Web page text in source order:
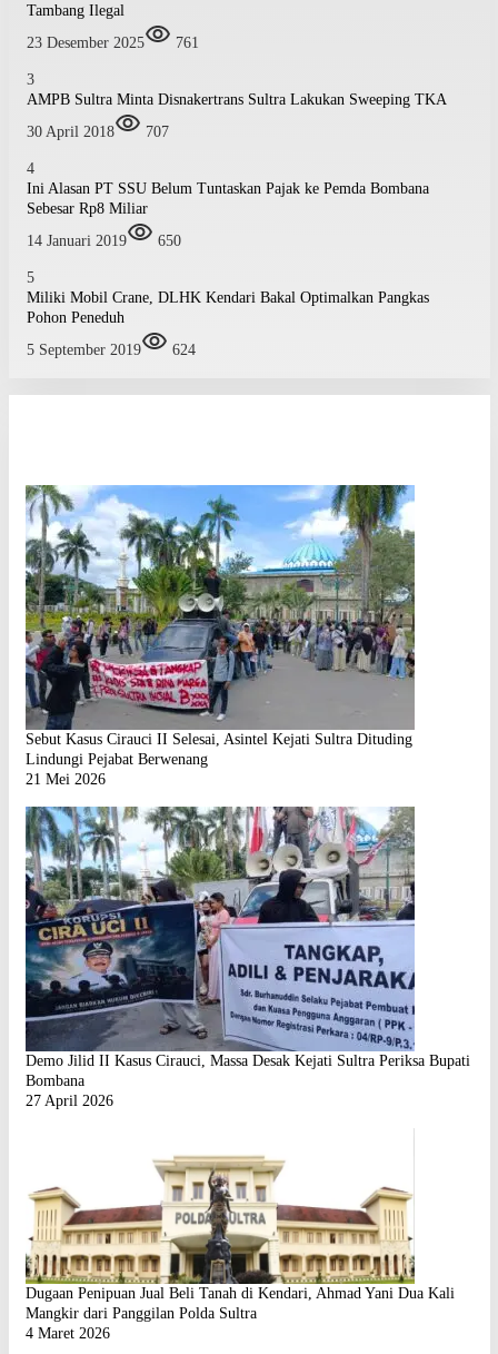
Tambang Ilegal
23 Desember 2025
761
3
AMPB Sultra Minta Disnakertrans Sultra Lakukan Sweeping TKA
30 April 2018
707
4
Ini Alasan PT SSU Belum Tuntaskan Pajak ke Pemda Bombana
Sebesar Rp8 Miliar
14 Januari 2019
650
5
Miliki Mobil Crane, DLHK Kendari Bakal Optimalkan Pangkas
Pohon Peneduh
5 September 2019
624
Sebut Kasus Cirauci II Selesai, Asintel Kejati Sultra Dituding
Lindungi Pejabat Berwenang
21 Mei 2026
Demo Jilid II Kasus Cirauci, Massa Desak Kejati Sultra Periksa Bupati
Bombana
27 April 2026
Dugaan Penipuan Jual Beli Tanah di Kendari, Ahmad Yani Dua Kali
Mangkir dari Panggilan Polda Sultra
4 Maret 2026